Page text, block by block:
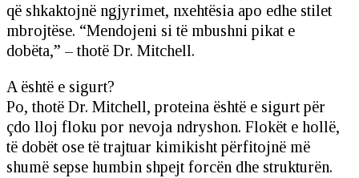
që shkaktojnë ngjyrimet, nxehtësia apo edhe stilet
mbrojtëse. “Mendojeni si të mbushni pikat e
dobëta,” – thotë Dr. Mitchell.
A është e sigurt?
Po, thotë Dr. Mitchell, proteina është e sigurt për
çdo lloj floku por nevoja ndryshon. Flokët e hollë,
të dobët ose të trajtuar kimikisht përfitojnë më
shumë sepse humbin shpejt forcën dhe strukturën.